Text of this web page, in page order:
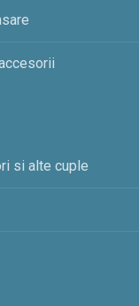
si alte cuple